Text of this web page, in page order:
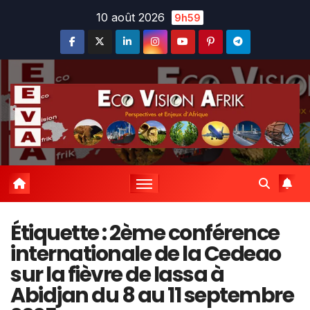
10 août 2026 9h59
Étiquette :2ème conférence
internationale de la Cedeao
sur la fièvre de lassa à
Abidjan du 8 au 11 septembre